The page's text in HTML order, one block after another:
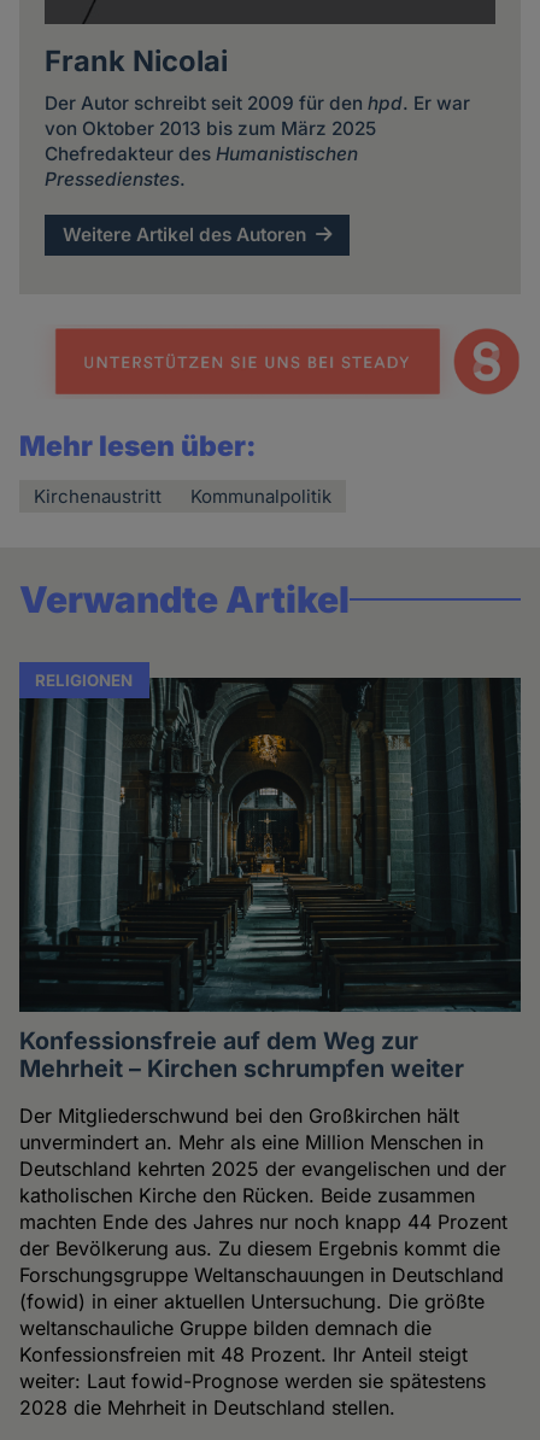
Frank Nicolai
Der Autor schreibt seit 2009 für den hpd. Er war
von Oktober 2013 bis zum März 2025
Chefredakteur des Humanistischen
Pressedienstes.
Weitere Artikel des Autoren
Mehr lesen über:
Kirchenaustritt Kommunalpolitik
Verwandte Artikel
RELIGIONEN
Konfessionsfreie auf dem Weg zur
Mehrheit – Kirchen schrumpfen weiter
Der Mitgliederschwund bei den Großkirchen hält
unvermindert an. Mehr als eine Million Menschen in
Deutschland kehrten 2025 der evangelischen und der
katholischen Kirche den Rücken. Beide zusammen
machten Ende des Jahres nur noch knapp 44 Prozent
der Bevölkerung aus. Zu diesem Ergebnis kommt die
Forschungsgruppe Weltanschauungen in Deutschland
(fowid) in einer aktuellen Untersuchung. Die größte
weltanschauliche Gruppe bilden demnach die
Konfessionsfreien mit 48 Prozent. Ihr Anteil steigt
weiter: Laut fowid-Prognose werden sie spätestens
2028 die Mehrheit in Deutschland stellen.